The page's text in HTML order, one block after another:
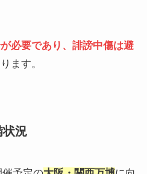
が必要であり、誹謗中傷は避
ます。
状況